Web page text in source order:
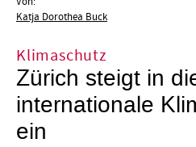
Katja Dorothea Buck
Klimaschutz
Zürich steigt in
internationale
ein